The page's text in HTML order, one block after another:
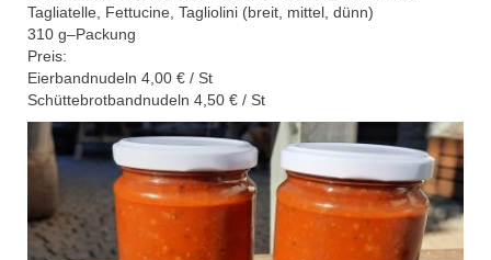
Tagliatelle, Fettucine, Tagliolini (breit, mittel, dünn)
310 g–Packung
Preis:
Eierbandnudeln 4,00 € / St
Schüttebrotbandnudeln 4,50 € / St